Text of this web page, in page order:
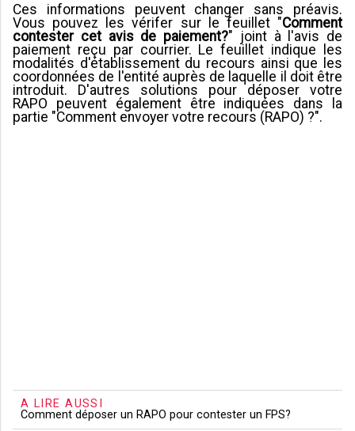
Ces informations peuvent changer sans préavis.
Vous pouvez les vérifer sur le feuillet "Comment
contester cet avis de paiement?" joint à l'avis de
paiement reçu par courrier. Le feuillet indique les
modalités d'établissement du recours ainsi que les
coordonnées de l'entité auprès de laquelle il doit être
introduit. D'autres solutions pour déposer votre
RAPO peuvent également être indiquées dans la
partie "Comment envoyer votre recours (RAPO) ?".
A LIRE AUSSI
Comment déposer un RAPO pour contester un FPS?